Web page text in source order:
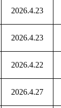
2026.4.23
2026.4.23
2026.4.22
2026.4.27